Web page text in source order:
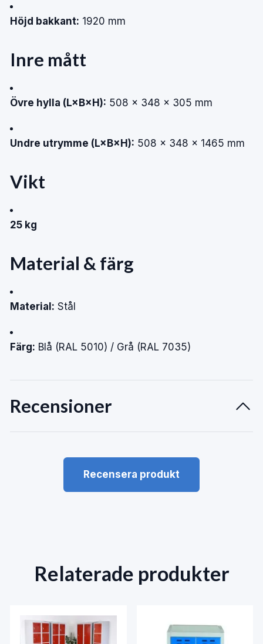
Höjd bakkant: 1920 mm
Inre mått
Övre hylla (L×B×H): 508 × 348 × 305 mm
Undre utrymme (L×B×H): 508 × 348 × 1465 mm
Vikt
25 kg
Material & färg
Material: Stål
Färg: Blå (RAL 5010) / Grå (RAL 7035)
Recensioner
Recensera produkt
Relaterade produkter